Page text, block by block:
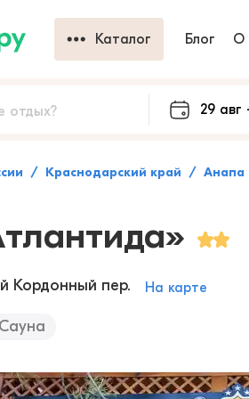
Каталог Блог О
Краснодарский край Анапа
Кордонный пер. На карте
Сауна